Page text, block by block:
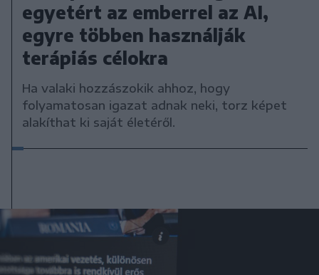
egyetért az emberrel az AI,
egyre többen használják
terápiás célokra
Ha valaki hozzászokik ahhoz, hogy
folyamatosan igazat adnak neki, torz képet
alakíthat ki saját életéről.